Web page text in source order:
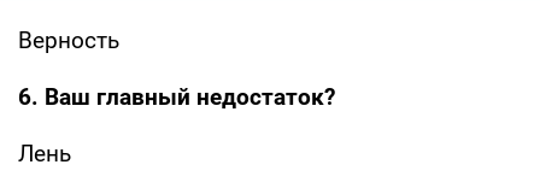
Верность
6. Ваш главный недостаток?
Лень